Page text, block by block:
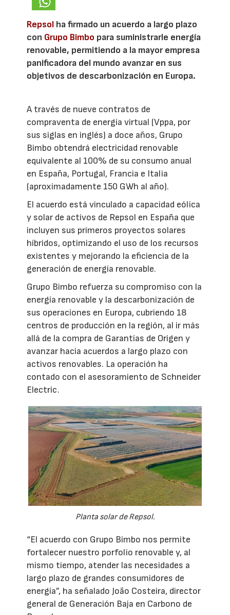
Repsol ha firmado un acuerdo a largo plazo
con Grupo Bimbo para suministrarle energía
renovable, permitiendo a la mayor empresa
panificadora del mundo avanzar en sus
objetivos de descarbonización en Europa.
A través de nueve contratos de
compraventa de energía virtual (Vppa, por
sus siglas en inglés) a doce años, Grupo
Bimbo obtendrá electricidad renovable
equivalente al 100% de su consumo anual
en España, Portugal, Francia e Italia
(aproximadamente 150 GWh al año).
El acuerdo está vinculado a capacidad eólica
y solar de activos de Repsol en España que
incluyen sus primeros proyectos solares
híbridos, optimizando el uso de los recursos
existentes y mejorando la eficiencia de la
generación de energía renovable.
Grupo Bimbo refuerza su compromiso con la
energía renovable y la descarbonización de
sus operaciones en Europa, cubriendo 18
centros de producción en la región, al ir más
allá de la compra de Garantías de Origen y
avanzar hacia acuerdos a largo plazo con
activos renovables. La operación ha
contado con el asesoramiento de Schneider
Electric.
Planta solar de Repsol.
“El acuerdo con Grupo Bimbo nos permite
fortalecer nuestro porfolio renovable y, al
mismo tiempo, atender las necesidades a
largo plazo de grandes consumidores de
energía”, ha señalado João Costeira, director
general de Generación Baja en Carbono de